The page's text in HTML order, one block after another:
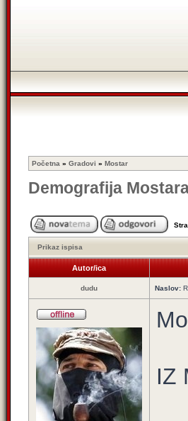
Početna » Gradovi » Mostar
Demografija
Prikaz ispisa
Autor/ica
dudu Naslov:
IZ